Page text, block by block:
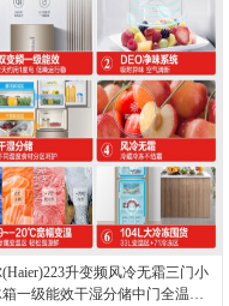
升变频风冷无霜三门小
一级能效干湿分储中门全温变